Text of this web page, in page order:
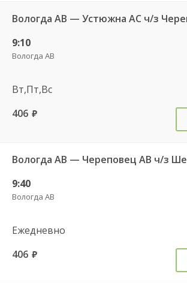
9:10
Вологда АВ
Вт,Пт,Вс
406 руб.
Вологда АВ — Череповец АВ ч/з
9:40
Вологда АВ
Ежедневно
406 руб.